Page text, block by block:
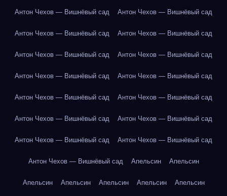
Антон Чехов — Вишнёвый сад Антон Чехов — Вишнёвый сад
Антон Чехов — Вишнёвый сад Антон Чехов — Вишнёвый сад
Антон Чехов — Вишнёвый сад Антон Чехов — Вишнёвый сад
Антон Чехов — Вишнёвый сад Антон Чехов — Вишнёвый сад
Антон Чехов — Вишнёвый сад Антон Чехов — Вишнёвый сад
Антон Чехов — Вишнёвый сад Антон Чехов — Вишнёвый сад
Антон Чехов — Вишнёвый сад Антон Чехов — Вишнёвый сад
Антон Чехов — Вишнёвый сад Апельсин Апельсин
Апельсин Апельсин Апельсин Апельсин Апельсин